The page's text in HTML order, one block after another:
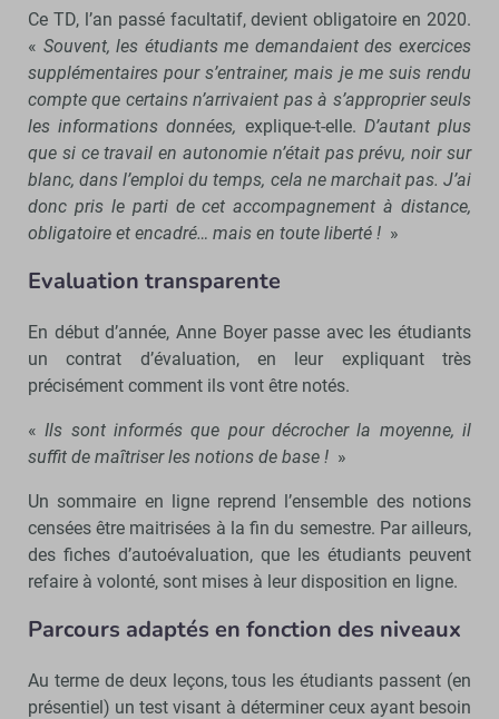
Ce TD, l’an passé facultatif, devient obligatoire en 2020.
« Souvent, les étudiants me demandaient des exercices
supplémentaires pour s’entrainer, mais je me suis rendu
compte que certains n’arrivaient pas à s’approprier seuls
les informations données, explique-t-elle. D’autant plus
que si ce travail en autonomie n’était pas prévu, noir sur
blanc, dans l’emploi du temps, cela ne marchait pas. J’ai
donc pris le parti de cet accompagnement à distance,
obligatoire et encadré… mais en toute liberté ! »
Evaluation transparente
En début d’année, Anne Boyer passe avec les étudiants
un contrat d’évaluation, en leur expliquant très
précisément comment ils vont être notés.
«Ils sont informés que pour décrocher la moyenne, il
suffit de maîtriser les notions de base ! »
Un sommaire en ligne reprend l’ensemble des notions
censées être maitrisées à la fin du semestre. Par ailleurs,
des fiches d’autoévaluation, que les étudiants peuvent
refaire à volonté, sont mises à leur disposition en ligne.
Parcours adaptés en fonction des niveaux
Au terme de deux leçons, tous les étudiants passent (en
présentiel) un test visant à déterminer ceux ayant besoin